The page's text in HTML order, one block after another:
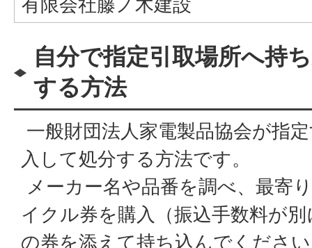
有限会社藤ノ木建設
自分で指定引取場所へ持
する方法
一般財団法人家電製品協会が指
入して処分する方法です。
メーカー名や品番を調べ、最寄
イクル券を購入（振込手数料が
の券を添えて持ち込んでくださ